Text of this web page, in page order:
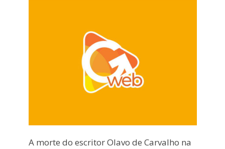
A morte do escritor Olavo de Carvalho na